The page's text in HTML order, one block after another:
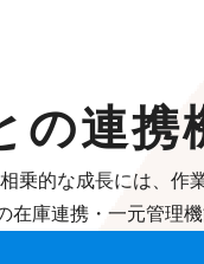
の連携
乗的な成長には、作
在庫連携・一元管理